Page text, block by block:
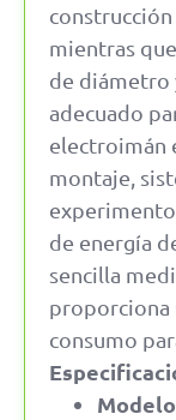
mientras
de diámetro
adecuado
electroimán
montaje,
de energía
sencilla
proporciona
consumo